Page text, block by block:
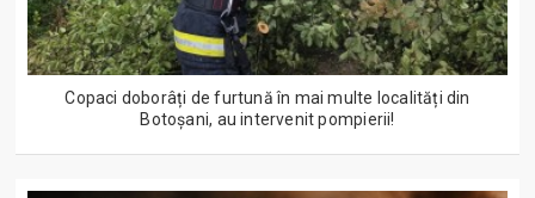
Copaci doborâți de furtună în mai multe localități din
Botoșani, au intervenit pompierii!